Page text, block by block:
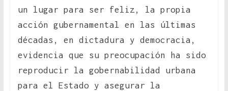
un lugar para ser feliz, la propia
acción gubernamental en las últimas
décadas, en dictadura y democracia,
evidencia que su preocupación ha sido
reproducir la gobernabilidad urbana
para el Estado y asegurar la